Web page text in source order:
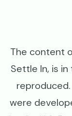
The content
Settle In, is
were